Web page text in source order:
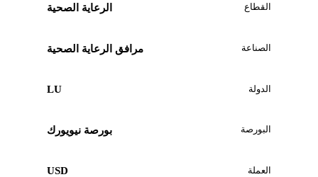
القطاع الرعاية الصحية
الصناعة مرافق الرعاية الصحية
الدولة LU
البورصة بورصة نيويورك
العملة USD